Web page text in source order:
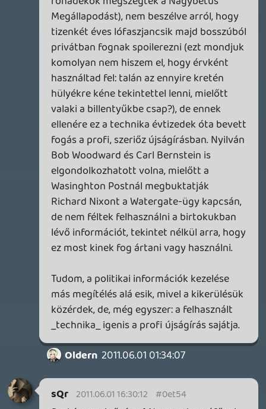
Oldern 2011.05.31 22:19:28
2011.05.31 22:20:30 #0et4q
Khmmmm. 🙂
Necroman Mk2 2011.05.31 22:17:13
Oldern 2011.05.31 22:19:28 #0et4p
Ugyan, lehet hogy grafikailag "elavult"
(bármelyik Blizz játéknál volt szebb a
megjelenés pillanatában), de gameplay
terén még mindig a legidőtállóbb játékaik
nekik vannak : )
Alwares 2011.05.31 22:13:17
rehynn4 2011.05.31 22:17:25 #0et4o
Csalódott is leszek, ha nem lesz kint a Sine
Mora az E3-on.
Necroman Mk2 2011.05.31 22:17:13 #0et4n
IL-2 Sturmovik: Cliffs of Dover?
Oldern hogy sírt már a végén a Blizzardos
cuccokért. Szerintem megkapja, hiába a